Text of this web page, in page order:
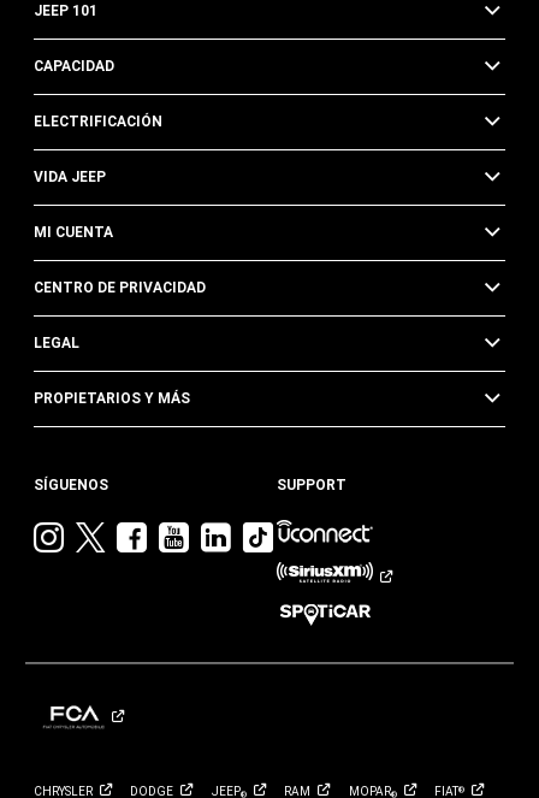
JEEP 101
CAPACIDAD
ELECTRIFICACIÓN
VIDA JEEP
MI CUENTA
CENTRO DE PRIVACIDAD
LEGAL
PROPIETARIOS Y MÁS
SÍGUENOS
VisitaVisitaVisitaVisita
YouTube
Visita
Jeep
Linkedin
Visita
Jeep
en
TikTok
SUPPORT
CHRYSLER DODGE JEEP® RAM MOPAR® FIAT®